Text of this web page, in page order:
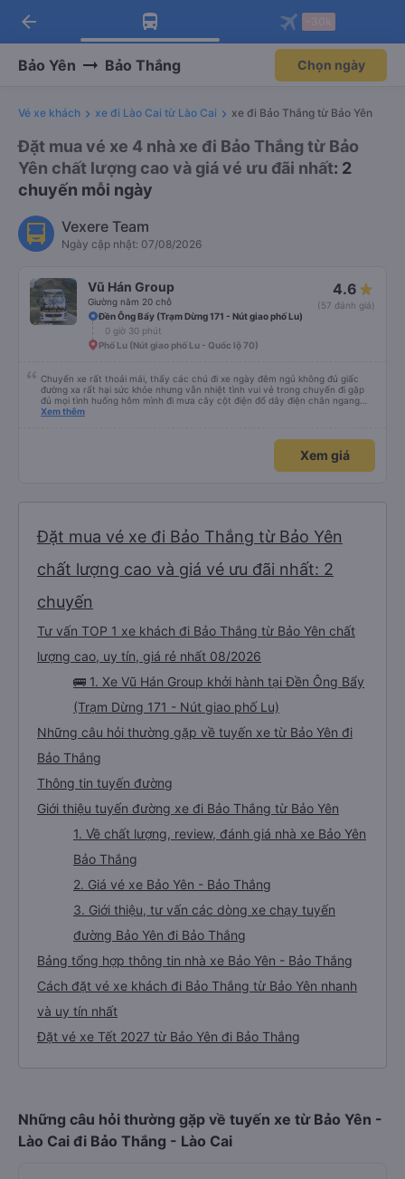
Tải app Vexere ngay!
Nhận ưu đãi thành viên độc
Mở app
Tải app Vexere
-30k/ghế khi đặt vé máy bay qua
Mở app
arrow_back
Bảo Yên Bảo Thắng Chọn ngày
Vé xe khách xe đi Lào Cai từ Lào Cai xe đi Bảo Thắng từ Bảo Yên
Đặt mua vé xe 4 nhà xe đi Bảo Thắng từ Bảo
Yên chất lượng cao và giá vé ưu đãi nhất: 2
chuyến mỗi ngày
Vexere Team
Ngày cập nhật: 07/08/2026
Vũ Hán Group
Giường nằm 20 chỗ
4.6
(57 đánh giá)
Đền Ông Bẩy (Trạm Dừng 171 - Nút giao phố Lu)
0 giờ 30 phút
Phố Lu (Nút giao phố Lu - Quốc lộ 70)
Chuyến xe rất thoải mái, thấy các chú đi xe ngày đêm ngủ không đủ giấc
đường xa rất hại sức khỏe nhưng vẫn nhiệt tình vui vẻ trong chuyến đi gặp
đủ mọi tình huống hôm mình đi mưa cây cột điện đổ dây điện chắn ngang
thấy mấy chú tài cùng nhau dựng tạm cho xe qua mà thấy nghề này khổ
Xem thêm
Xem giá
Đặt mua vé xe đi Bảo Thắng từ Bảo Yên
chất lượng cao và giá vé ưu đãi nhất: 2
chuyến
Tư vấn TOP 1 xe khách đi Bảo Thắng từ Bảo Yên chất
lượng cao, uy tín, giá rẻ nhất 08/2026
🚌 1. Xe Vũ Hán Group khởi hành tại Đền Ông Bẩy
(Trạm Dừng 171 - Nút giao phố Lu)
Những câu hỏi thường gặp về tuyến xe từ Bảo Yên đi
Bảo Thắng
Thông tin tuyến đường
Giới thiệu tuyến đường xe đi Bảo Thắng từ Bảo Yên
1. Về chất lượng, review, đánh giá nhà xe Bảo Yên
Bảo Thắng
2. Giá vé xe Bảo Yên - Bảo Thắng
3. Giới thiệu, tư vấn các dòng xe chạy tuyến
đường Bảo Yên đi Bảo Thắng
Bảng tổng hợp thông tin nhà xe Bảo Yên - Bảo Thắng
Cách đặt vé xe khách đi Bảo Thắng từ Bảo Yên nhanh
và uy tín nhất
Đặt vé xe Tết 2027 từ Bảo Yên đi Bảo Thắng
Những câu hỏi thường gặp về tuyến xe từ Bảo Yên -
Lào Cai đi Bảo Thắng - Lào Cai